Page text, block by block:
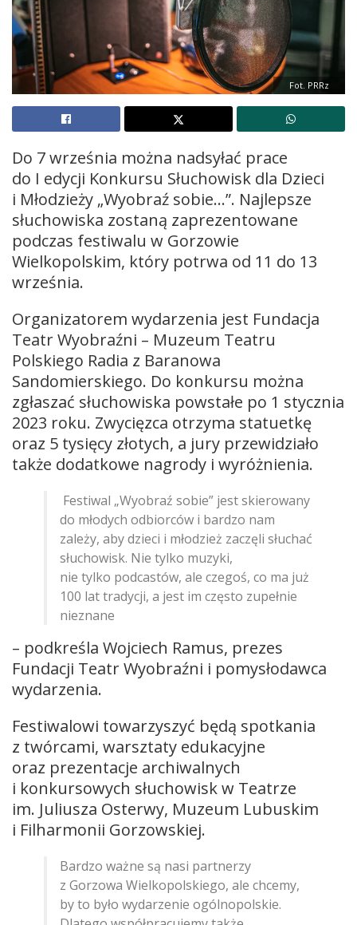
Fot. PRRz
Do 7 września można nadsyłać prace
do I edycji Konkursu Słuchowisk dla Dzieci
i Młodzieży „Wyobraź sobie…”. Najlepsze
słuchowiska zostaną zaprezentowane
podczas festiwalu w Gorzowie
Wielkopolskim, który potrwa od 11 do 13
września.
Organizatorem wydarzenia jest Fundacja
Teatr Wyobraźni – Muzeum Teatru
Polskiego Radia z Baranowa
Sandomierskiego. Do konkursu można
zgłaszać słuchowiska powstałe po 1 stycznia
2023 roku. Zwycięzca otrzyma statuetkę
oraz 5 tysięcy złotych, a jury przewidziało
także dodatkowe nagrody i wyróżnienia.
Festiwal „Wyobraź sobie” jest skierowany
do młodych odbiorców i bardzo nam
zależy, aby dzieci i młodzież zaczęli słuchać
słuchowisk. Nie tylko muzyki,
nie tylko podcastów, ale czegoś, co ma już
100 lat tradycji, a jest im często zupełnie
nieznane
– podkreśla Wojciech Ramus, prezes
Fundacji Teatr Wyobraźni i pomysłodawca
wydarzenia.
Festiwalowi towarzyszyć będą spotkania
z twórcami, warsztaty edukacyjne
oraz prezentacje archiwalnych
i konkursowych słuchowisk w Teatrze
im. Juliusza Osterwy, Muzeum Lubuskim
i Filharmonii Gorzowskiej.
Bardzo ważne są nasi partnerzy
z Gorzowa Wielkopolskiego, ale chcemy,
by to było wydarzenie ogólnopolskie.